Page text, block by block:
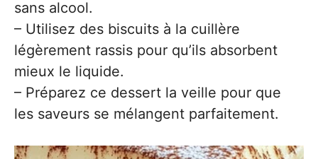
sans alcool.
– Utilisez des biscuits à la cuillère
légèrement rassis pour qu’ils absorbent
mieux le liquide.
– Préparez ce dessert la veille pour que
les saveurs se mélangent parfaitement.